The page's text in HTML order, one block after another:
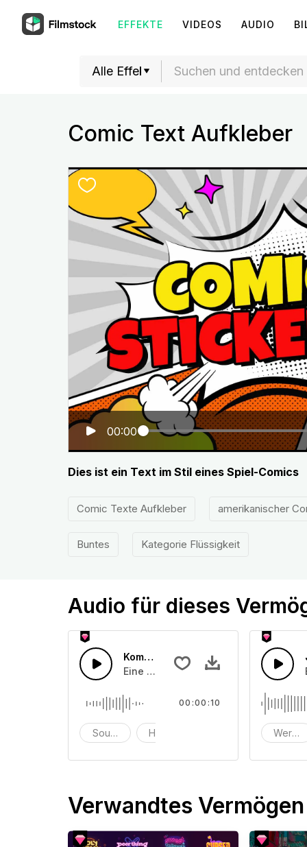
EFFEKTE VIDEOS AUDIO
Comic Text Aufkleber
00:00
Dies ist ein Text im Stil eines Spiel-Comics
Comic Texte Aufkleber amerikanischer
Buntes Kategorie Flüssigkeit
Audio für dieses
Komödie 2
Eine Reihe von lustigen
SoundeffekteHumor
00:00:10
Verwandtes Vermögen